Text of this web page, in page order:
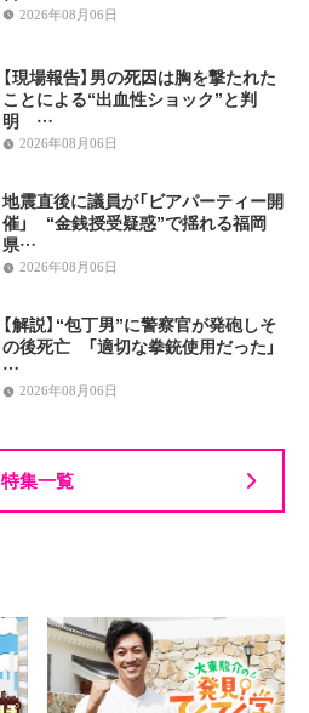
2026年08月06日
【現場報告】男の死因は胸を撃たれた
ことによる“出血性ショック”と判
明 …
2026年08月06日
地震直後に議員が「ビアパーティー開
催」 “金銭授受疑惑”で揺れる福岡
県…
2026年08月06日
【解説】“包丁男”に警察官が発砲しそ
の後死亡 「適切な拳銃使用だった」
…
2026年08月06日
特集一覧